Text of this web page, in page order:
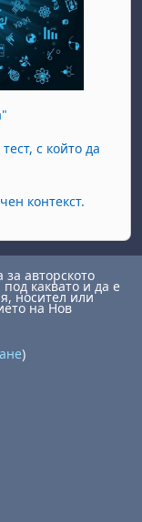
с който да
контекст.
авторското
каквато и да е
носител или
на Нов
)